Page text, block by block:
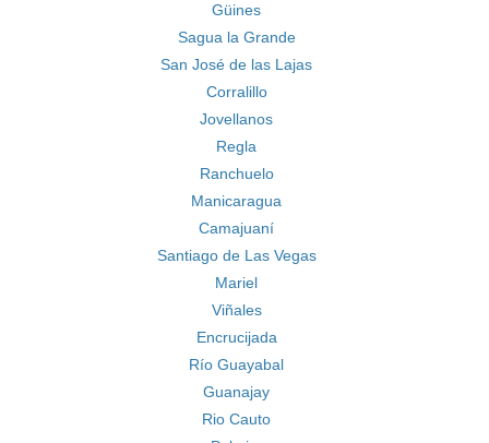
Güines
Sagua la Grande
San José de las Lajas
Corralillo
Jovellanos
Regla
Ranchuelo
Manicaragua
Camajuaní
Santiago de Las Vegas
Mariel
Viñales
Encrucijada
Río Guayabal
Guanajay
Rio Cauto